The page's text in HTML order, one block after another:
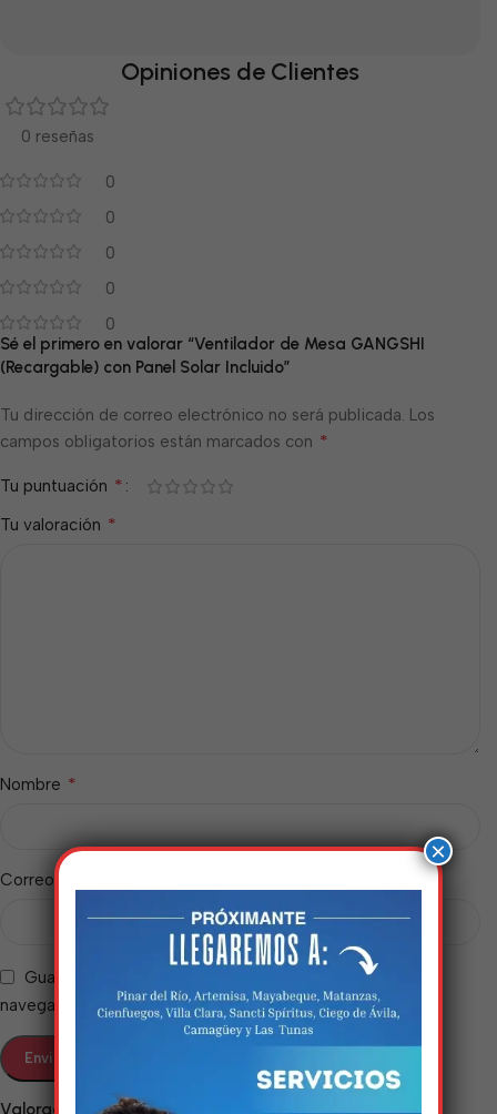
Opiniones de Clientes
0 reseñas
0
0
0
0
0
Valoraciones
Sé el primero en valorar “Ventilador de Mesa GANGSHI
(Recargable) con Panel Solar Incluido”
Tu dirección de correo electrónico no será publicada. Los
campos obligatorios están marcados con *
Tu puntuación *
Tu valoración *
Nombre *
Correo electrónico
Guarda mi nombre, correo electrónico y web en este
navegador para la próxima vez que comente.
×
Estamos trabalhando
nisso!